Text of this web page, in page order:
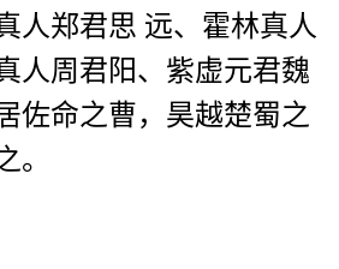
人郑君思 远、霍林真人
人周君阳、紫虚元君魏
佐命之曹，昊越楚蜀之
。